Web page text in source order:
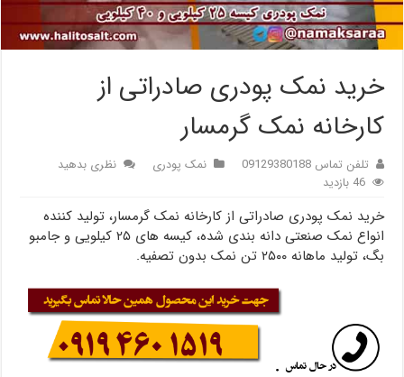
خرید نمک پودری صادراتی از
کارخانه نمک گرمسار
تلفن تماس 09129380188 نمک پودری
نظری بدهید
46 بازدید
خرید نمک پودری صادراتی از کارخانه نمک گرمسار، تولید کننده
انواع نمک صنعتی دانه بندی شده، کیسه های ۲۵ کیلویی و جامبو
بگ، تولید ماهانه ۲۵۰۰ تن نمک بدون تصفیه.